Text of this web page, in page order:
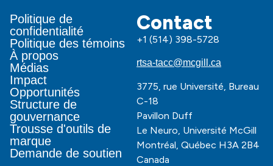
Politique de
confidentialité
Politique des témoins
À propos
Médias
Impact
Opportunités
Structure de
gouvernance
Trousse d'outils de
marque
Demande de soutien
Contact
+1 (514) 398-5728
rtsa-tacc@mcgill.ca
3775, rue Université, Bureau
C-18
Pavillon Duff
Le Neuro, Université McGill
Montréal, Québec H3A 2B4
Canada